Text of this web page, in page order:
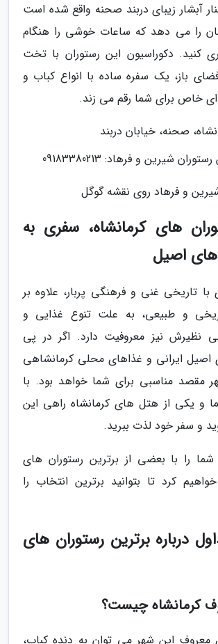
آبشار زیبای دربند صحنه واقع شده است
را می دهد که ساعات خوشی را هنگام
کنید. دکوراسیون این رستوران با تخت
باز، یک سفره ساده با انواع کباب و
ای خاص برای شما رقم می زند.
صحنه، خیابان دربند
شیرین و فرهاد: 09183380213
و فرهاد روی نقشه گوگل
های کرمانشاه، سفری به
اصیل
با تاریخی غنی و فرهنگی پربار، علاوه بر
و طبیعی، به علت تنوع غذایی و
نظیرش نیز معروفیت دارد. اگر در پی
ایرانی و غذاهای محلی کرمانشاهی
مقصد مناسبی برای شما خواهد بود. با
و یکی از هتل های کرمانشاه راهی این
و سفر خود لذت ببرید.
را با بعضی از برترین رستوران های
کرد تا بتوانید برترین انتخاب را
درباره برترین رستوران های
کرمانشاه چیست؟
معروف این شهر می توان به دنده کباب،